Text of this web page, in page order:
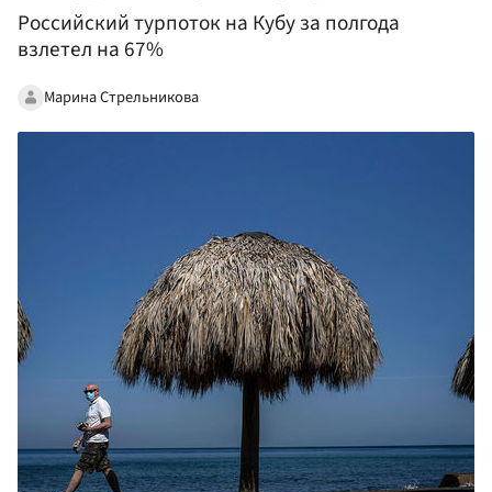
Российский турпоток на Кубу за полгода
взлетел на 67%
Марина Стрельникова